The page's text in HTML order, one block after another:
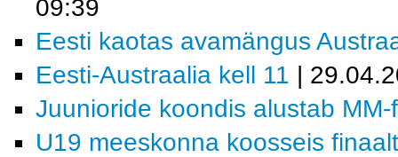
09:39
Eesti kaotas avamängus
Eesti-Austraalia kell 11 |
Juunioride koondis alustab
U19 meeskonna koosseis